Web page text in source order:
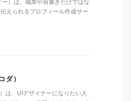
ー）は、職業や肩書きだけではな
えられるプロフィール作成サー
ダ）
は、UIデザイナーになりたい人